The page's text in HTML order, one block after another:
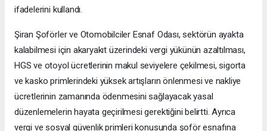
ifadelerini kullandı.
Şiran Şoförler ve Otomobilciler Esnaf Odası, sektörün ayakta
kalabilmesi için akaryakıt üzerindeki vergi yükünün azaltılması,
HGS ve otoyol ücretlerinin makul seviyelere çekilmesi, sigorta
ve kasko primlerindeki yüksek artışların önlenmesi ve nakliye
ücretlerinin zamanında ödenmesini sağlayacak yasal
düzenlemelerin hayata geçirilmesi gerektiğini belirtti. Ayrıca
vergi ve sosyal güvenlik primleri konusunda şoför esnafına